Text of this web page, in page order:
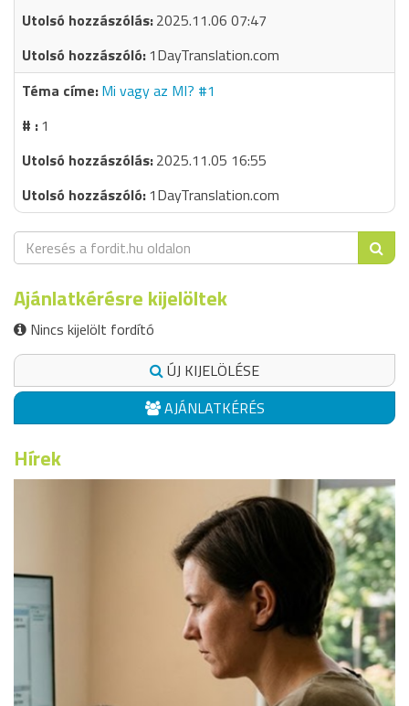
2025.11.06 07:47
1DayTranslation.com
Mi vagy az MI? #1
1
2025.11.05 16:55
1DayTranslation.com
Ajánlatkérésre kijelöltek
Nincs kijelölt fordító
ÚJ KIJELÖLÉSE
AJÁNLATKÉRÉS
Hírek